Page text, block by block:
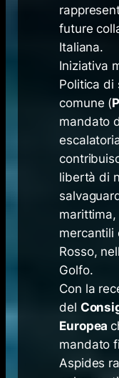
future
Italiana.
Iniziativa
Politica di
comune (
mandato
libertà di
mercantili
Rosso,
Golfo.
Con la
del
Europea
mandato
Aspides